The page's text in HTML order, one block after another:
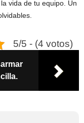
vida de tu equipo. Un
5/5 - (4 votos)